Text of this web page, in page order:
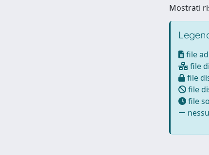
Mostrati
file
file
file
file
file